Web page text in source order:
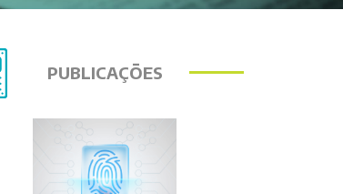
PUBLICAÇÕES